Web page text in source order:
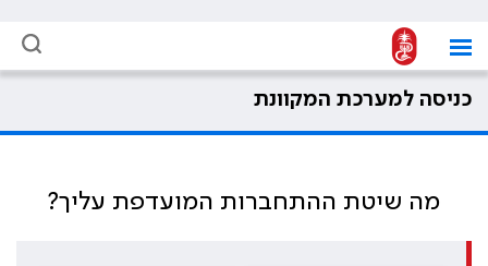
כניסה למערכת המקוונת
מה שיטת ההתחברות המועדפת עליך?